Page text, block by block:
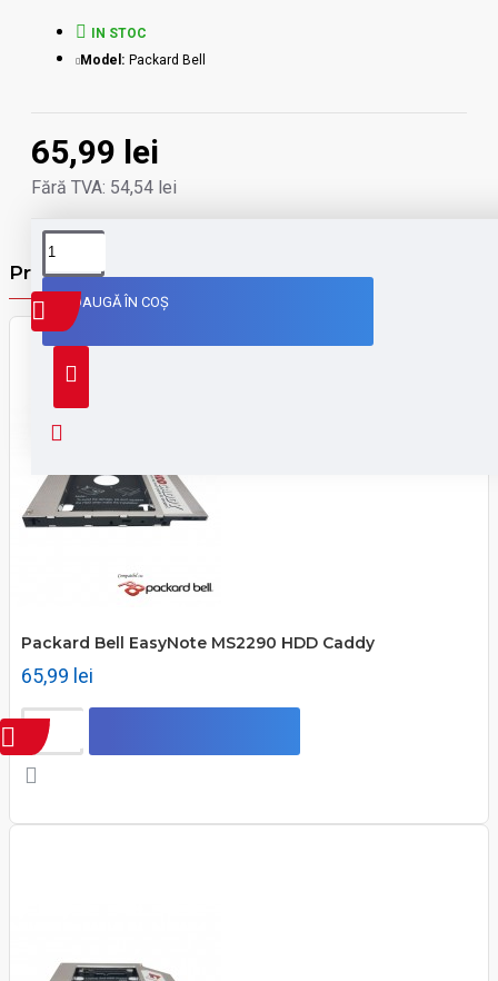
65,99 lei
Fără TVA: 54,54 lei
IN STOC
Model: Packard Bell
ADAUGĂ ÎN COŞ
Produse din aceiasi categorie
Packard Bell EasyNote MS2290 HDD Caddy
65,99 lei